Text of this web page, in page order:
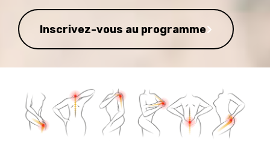
Inscrivez-vous au programme